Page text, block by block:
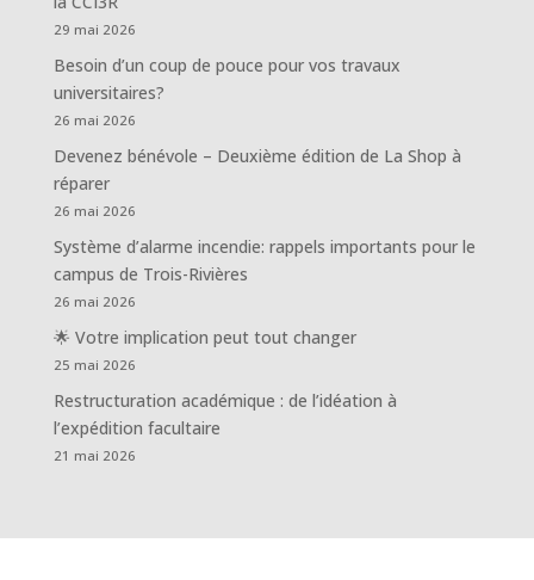
29 mai 2026
Besoin d’un coup de pouce pour vos travaux
universitaires?
26 mai 2026
Devenez bénévole – Deuxième édition de La Shop à
réparer
26 mai 2026
Système d’alarme incendie: rappels importants pour le
campus de Trois-Rivières
26 mai 2026
🌟 Votre implication peut tout changer
25 mai 2026
Restructuration académique : de l’idéation à
l’expédition facultaire
21 mai 2026